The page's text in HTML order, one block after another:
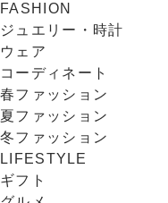
FASHION
ジュエリー・時計
ウェア
コーディネート
春ファッション
夏ファッション
冬ファッション
LIFESTYLE
ギフト